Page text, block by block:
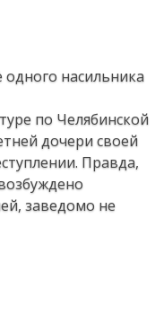
насильника
по Челябинской
дочери своей
Правда,
заведомо не